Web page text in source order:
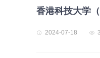
香港科技大学
2024-07-18